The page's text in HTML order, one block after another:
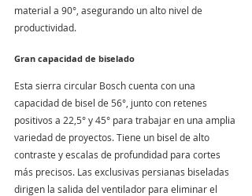
material a 90°, asegurando un alto nivel de
productividad.
Gran capacidad de biselado
Esta sierra circular Bosch cuenta con una
capacidad de bisel de 56°, junto con retenes
positivos a 22,5° y 45° para trabajar en una amplia
variedad de proyectos. Tiene un bisel de alto
contraste y escalas de profundidad para cortes
más precisos. Las exclusivas persianas biseladas
dirigen la salida del ventilador para eliminar el